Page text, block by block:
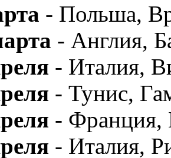
- Польша,
- Англия,
- Италия,
- Тунис,
- Франция,
- Италия,